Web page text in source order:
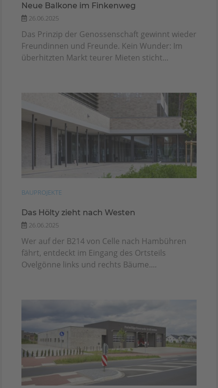
Neue Balkone im Finkenweg
26.06.2025
Das Prinzip der Genossenschaft gewinnt wieder
Freundinnen und Freunde. Kein Wunder: Im
überhitzten Markt teurer Mieten sticht...
BAUPROJEKTE
Das Hölty zieht nach Westen
26.06.2025
Wer auf der B214 von Celle nach Hambühren
fährt, entdeckt im Eingang des Ortsteils
Ovelgönne links und rechts Bäume....